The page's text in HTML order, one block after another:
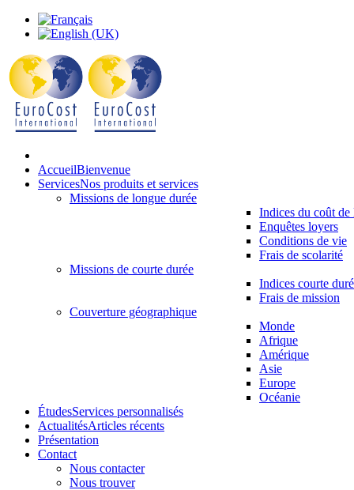
AccueilBienvenue
ServicesNos produits et services
Missions de longue durée
Indices du coût de
Enquêtes loyers
Conditions de vie
Frais de scolarité
Missions de courte durée
Indices courte
Frais de mission
Couverture géographique
Monde
Afrique
Amérique
Asie
Europe
Océanie
ÉtudesServices personnalisés
ActualitésArticles récents
Présentation
Contact
Nous contacter
Nous trouver